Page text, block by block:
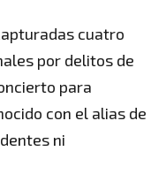
cuatro
por delitos de
para
con el alias de
ni